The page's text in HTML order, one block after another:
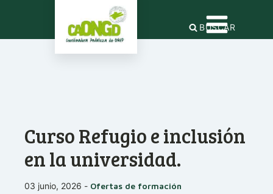
BUSCAR
Curso Refugio e inclusión
en la universidad.
03 junio, 2026 - Ofertas de formación